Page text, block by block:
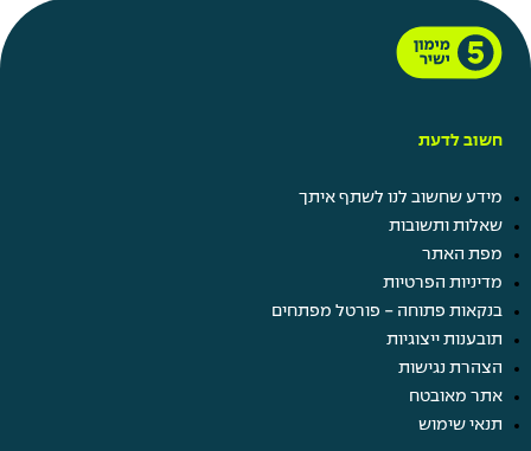
חשוב לדעת
מידע שחשוב לנו לשתף איתך
שאלות ותשובות
מפת האתר
מדיניות הפרטיות
בנקאות פתוחה - פורטל מפתחים
תובענות ייצוגיות
הצהרת נגישות
אתר מאובטח
תנאי שימוש